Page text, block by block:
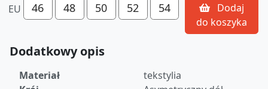
EU 46 48 50 52 54
do koszyka
Dodatkowy opis
Materiał
tekstylia